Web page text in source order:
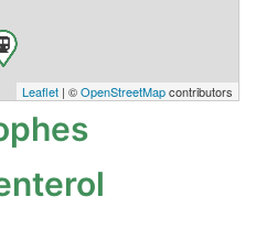
Leaflet | ©OpenStreetMapcontributors